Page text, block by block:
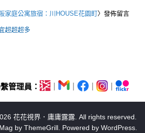
家庭公寓旅宿：川HOUSE花園町〉發佈留言
超超超多
管理員： ｜ ｜ ｜
花花視界．庸庸露露. All rights reserved.
by ThemeGrill. Powered by WordPress.